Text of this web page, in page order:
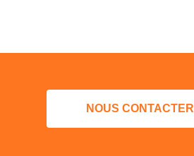
NOUS CONTACTER